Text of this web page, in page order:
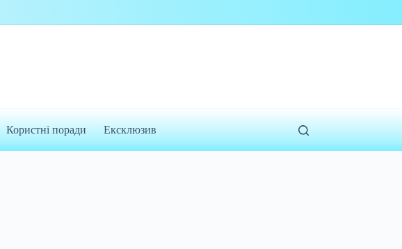
Користні поради Ексклюзив